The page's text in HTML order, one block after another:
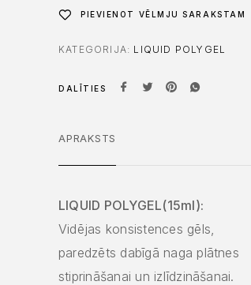
PIEVIENOT VĒLMJU SARAKSTAM
KATEGORIJA: LIQUID POLYGEL
DALĪTIES
APRAKSTS
LIQUID POLYGEL(15ml):
Vidējas konsistences gēls,
paredzēts dabīgā naga plātnes
stiprināšanai un izlīdzināšanai.